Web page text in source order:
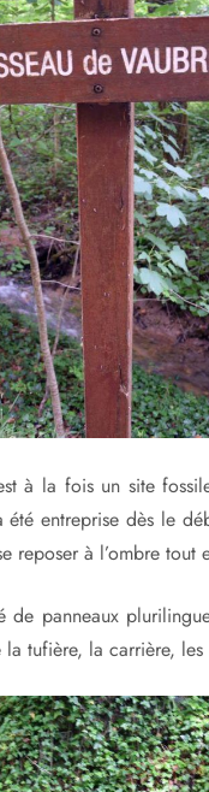
à la fois un site
entreprise dès le
reposer à l’ombre
de panneaux
tufière, la carrière, les